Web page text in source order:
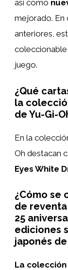
así como
mejorado. En
anteriores,
juego.
¿Qué
la
de Yu-Gi-
En la
Oh destacan
Eyes White
¿Cómo se
de
25
ediciones
japonés
La